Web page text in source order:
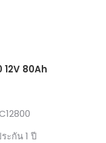
80Ah
ะกัน 1 ปี